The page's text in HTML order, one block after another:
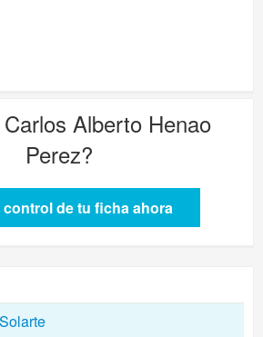
Carlos Alberto Henao
Perez?
control de tu ficha ahora